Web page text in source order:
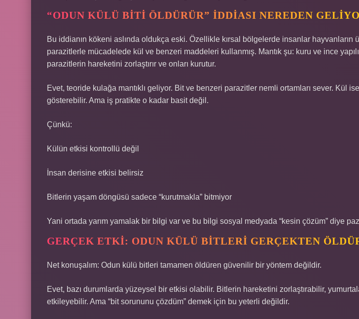
“ODUN KÜLÜ BITI ÖLDÜRÜR” İDDIASI NEREDEN
Bu iddianın kökeni aslında oldukça eski. Özellikle kırsal bölgelerde insanlar hayvanların
parazitlerle mücadelede kül ve benzeri maddeleri kullanmış. Mantık şu: kuru ve ince
parazitlerin hareketini zorlaştırır ve onları kurutur.
Evet, teoride kulağa mantıklı geliyor. Bit ve benzeri parazitler nemli ortamları sever. Kül
gösterebilir. Ama iş pratikte o kadar basit değil.
Çünkü:
Külün etkisi kontrollü değil
İnsan derisine etkisi belirsiz
Bitlerin yaşam döngüsü sadece “kurutmakla” bitmiyor
Yani ortada yarım yamalak bir bilgi var ve bu bilgi sosyal medyada “kesin çözüm” diye
GERÇEK ETKI: ODUN KÜLÜ BITLERI GERÇEKTEN
Net konuşalım: Odun külü bitleri tamamen öldüren güvenilir bir yöntem değildir.
Evet, bazı durumlarda yüzeysel bir etkisi olabilir. Bitlerin hareketini zorlaştırabilir,
etkileyebilir. Ama “bit sorununu çözdüm” demek için bu yeterli değildir.